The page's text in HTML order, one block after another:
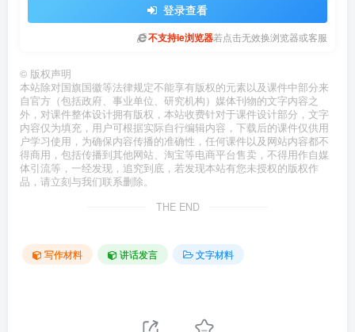
登录查看
不支持ie浏览器若点击无效换浏览器或客服
© 版权声明
本站除对国旗国徽等法律规定不能享有版权的元素以及课件中部分来
自官方（包括政府、事业单位、研究机构）媒体刊物的文字内容之
外，对课件整体设计拥有版权，本站收费针对于课件设计部分，文字
内容仅为填充，用户可根据实际自行编辑内容，下载后的课件仅供用
户学习使用，为确保内容传播的准确性，任何课件以及网站内容都不
得商用，包括传播到其他网站、淘宝等电商平台售卖，不得用作自媒
体引流等，一经发现，追究到底，若发现本站有您未授权的版权作
品，请立刻与我们联系删除。
THE END
写作材料 讲话发言 文字材料